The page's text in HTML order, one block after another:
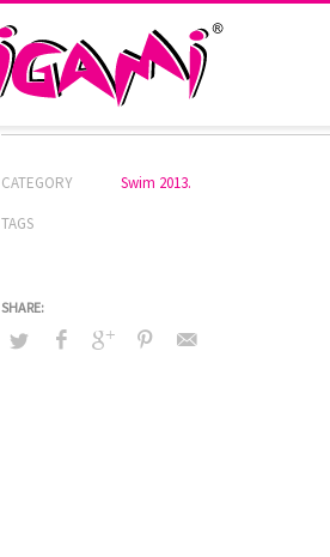
CS-LTD-322
CATEGORY
Swim 2013.
TAGS